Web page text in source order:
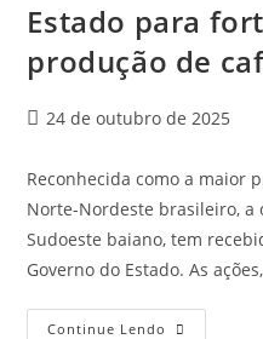
Estado para
produção de
24 de outubro de 2025
Reconhecida como a maior
Norte-Nordeste brasileiro, a
Sudoeste baiano, tem
Governo do Estado. As
Continue Lendo